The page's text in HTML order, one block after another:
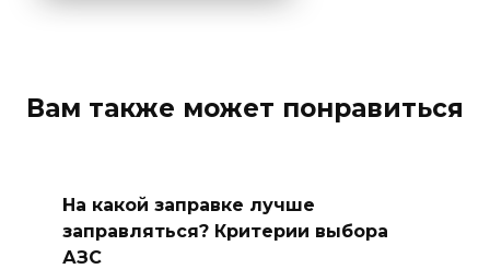
Вам также может понравиться
На какой заправке лучше
заправляться? Критерии выбора
АЗС